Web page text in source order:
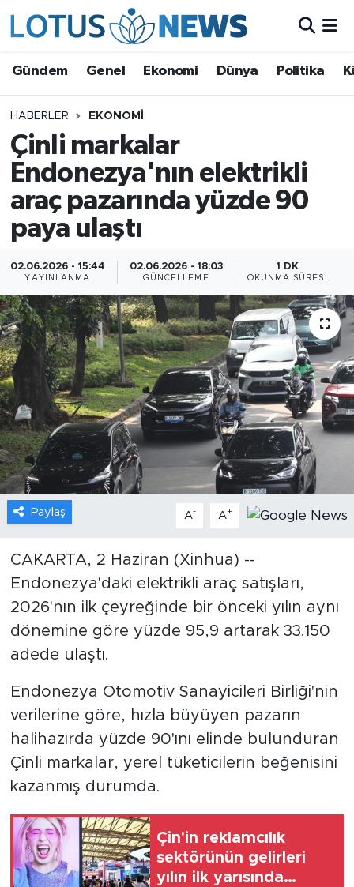
Gündem Genel Ekonomi Dünya Politika
HABERLER EKONOMI
Çinli markalar
Endonezya'nın elektrikli
araç pazarında yüzde 90
paya ulaştı
02.06.2026 - 15:44
YAYINLANMA
02.06.2026 - 18:03
GÜNCELLEME
1 DK
OKUNMA SÜRESI
Paylaş A- A+
CAKARTA, 2 Haziran (Xinhua) --
Endonezya'daki elektrikli araç satışları,
2026'nın ilk çeyreğinde bir önceki yılın aynı
dönemine göre yüzde 95,9 artarak 33.150
adede ulaştı.
Endonezya Otomotiv Sanayicileri Birliği'nin
verilerine göre, hızla büyüyen pazarın
halihazırda yüzde 90'ını elinde bulunduran
Çinli markalar, yerel tüketicilerin beğenisini
kazanmış durumda.
Çin'in reklamcılık
sektörünün gelirleri
yılın ilk yarısında
Ekonomi
Dünya
Politika
Kültür - Sanat ve Tarih
Yaşam
Bilim ve Teknoloji
Çin Fuarları
Gündem
Video
Sağlık
Foto Haber
Xinhua Türkiye
Seyahat